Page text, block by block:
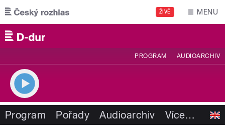
Přejít k hlavnímu obsahu
ŽIVĚ MENU
PROGRAM AUDIOARCHIV
Program Pořady Audioarchiv Více…